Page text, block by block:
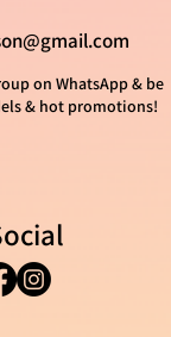
on WhatsApp & be
& hot promotions!